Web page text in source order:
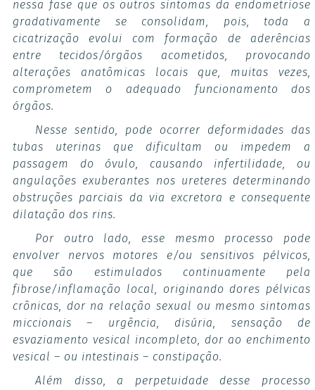
nessa fase que os outros sintomas da endometriose
gradativamente se consolidam, pois, toda a
cicatrização evolui com formação de aderências
entre tecidos/órgãos acometidos, provocando
alterações anatômicas locais que, muitas vezes,
comprometem o adequado funcionamento dos
órgãos.
Nesse sentido, pode ocorrer deformidades das
tubas uterinas que dificultam ou impedem a
passagem do óvulo, causando infertilidade, ou
angulações exuberantes nos ureteres determinando
obstruções parciais da via excretora e consequente
dilatação dos rins.
Por outro lado, esse mesmo processo pode
envolver nervos motores e/ou sensitivos pélvicos,
que são estimulados continuamente pela
fibrose/inflamação local, originando dores pélvicas
crônicas, dor na relação sexual ou mesmo sintomas
miccionais – urgência, disúria, sensação de
esvaziamento vesical incompleto, dor ao enchimento
vesical – ou intestinais – constipação.
Além disso, a perpetuidade desse processo